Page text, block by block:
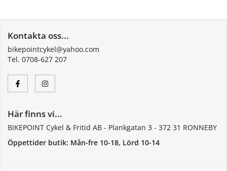
Kontakta oss...
bikepointcykel@yahoo.com
Tel. 0708-627 207
Här finns vi...
BIKEPOINT Cykel & Fritid AB - Plankgatan 3 - 372 31 RONNEBY
Öppettider butik: Mån-fre 10-18, Lörd 10-14